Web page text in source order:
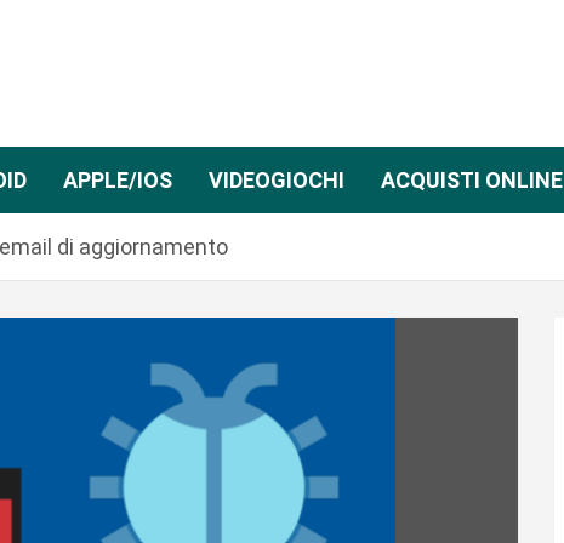
APPLE/IOS VIDEOGIOCHI ACQUISTI ONLINE
di aggiornamento